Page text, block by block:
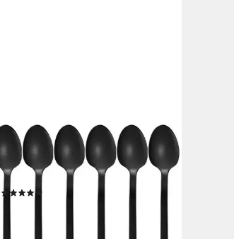
GRÄWE
Kaffeelöffel GRÄWE Kaffeelöffel 6
Stück, Edelstahl - Titan, Serie
LISSABON
(2,15 €/ 1 Stk)